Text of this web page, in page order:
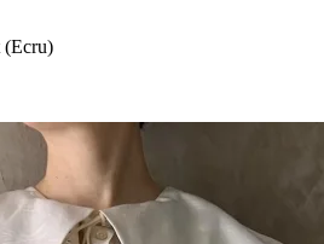
(Ecru)